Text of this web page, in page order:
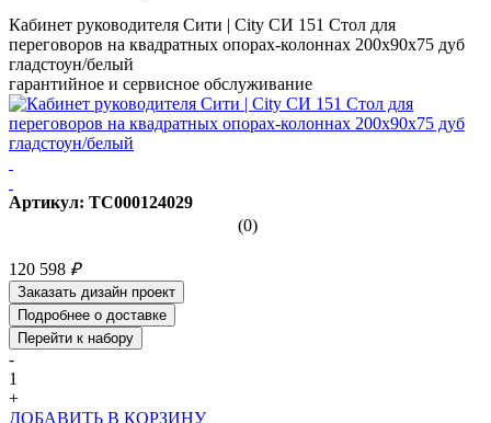
Кабинет руководителя Сити | City СИ 151 Стол для
переговоров на квадратных опорах-колоннах 200x90x75 дуб
гладстоун/белый
гарантийное и сервисное обслуживание
Артикул: ТС000124029
(0)
120 598 ₽
Заказать дизайн проект
Подробнее о доставке
Перейти к набору
-
1
+
ДОБАВИТЬ В КОРЗИНУ